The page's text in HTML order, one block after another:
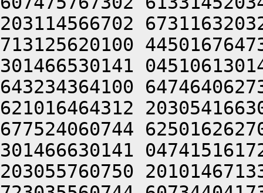
203114566702
713125620100
301466530141
643234364100
621016464312
677524060744
301466630141
203055760750